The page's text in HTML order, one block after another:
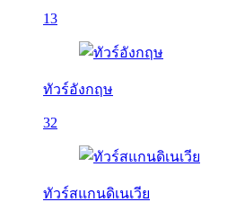
13
ทัวร์อังกฤษ
32
ทัวร์สแกนดิเนเวีย